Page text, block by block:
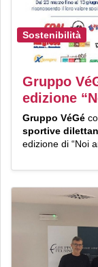
Sostenibilità
Gruppo
edizione
Gruppo VéGé
sportive
edizione di “Noi